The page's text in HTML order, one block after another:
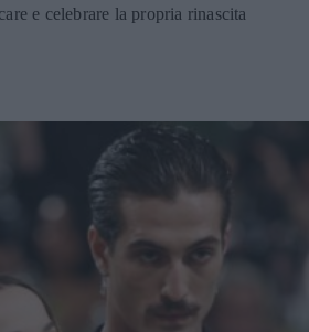
e celebrare la propria rinascita